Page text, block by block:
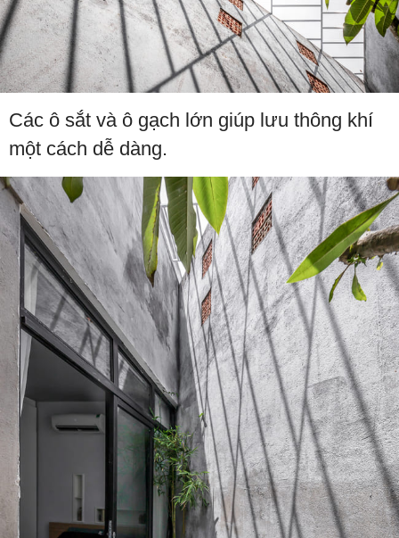
Các ô sắt và ô gạch lớn giúp lưu thông khí
một cách dễ dàng.